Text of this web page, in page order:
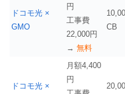
ドコモ光 ×
GMO
円
工事費
22,000円
→ 無料
CB
ドコモ光 ×
月額4,400
円